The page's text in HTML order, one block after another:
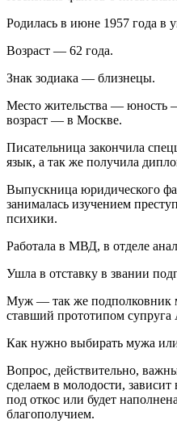
Родилась в июне 1957 года в
Возраст — 62 года.
Знак зодиака — близнецы.
Место жительства — юность
возраст — в Москве.
Писательница закончила
язык, а так же получила
Выпускница юридического
занималась изучением
психики.
Работала в МВД, в отделе
Ушла в отставку в звании
Муж — так же подполковник
ставший прототипом супруга
Как нужно выбирать мужа
Вопрос, действительно,
сделаем в молодости,
под откос или будет
благополучием.